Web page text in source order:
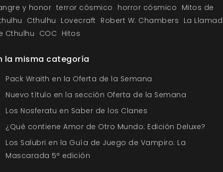
y honor terror cósmico horror cósmico Mitos de
Cthulhu Lovecraft Robert W. Chambers La
Cthulhu COC Hitos
la misma categoría
Pack Wraith en la Oferta de la Semana
Nuevo título en la sección Oferta de la Semana
Los Nosferatu en Saber de los Clanes
¿Qué contiene Amor de Otro Mundo: Edición Deluxe?
Los Salubri en la Guía de Juego de Vampiro: La
Mascarada 5ª edición